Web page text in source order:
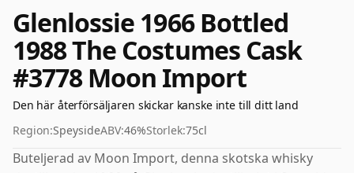
Glenlossie 1966 Bottled
1988 The Costumes Cask
#3778 Moon Import
Den här återförsäljaren skickar kanske inte till ditt land
Region:SpeysideABV:46%Storlek:75cl
Buteljerad av Moon Import, denna skotska whisky